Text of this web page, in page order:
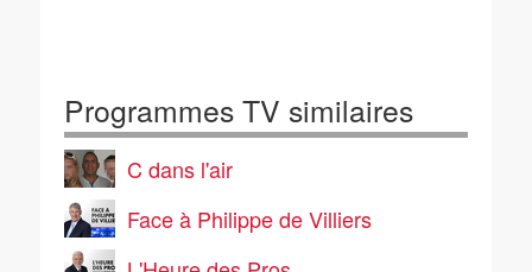
Programmes TV similaires
C dans l'air
Face à Philippe de Villiers